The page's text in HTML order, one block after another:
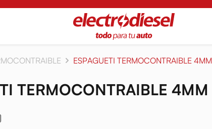
ESPAGUETI TERMOCONTRAIBLE 4MM
TERMOCONTRAIBLE 4MM